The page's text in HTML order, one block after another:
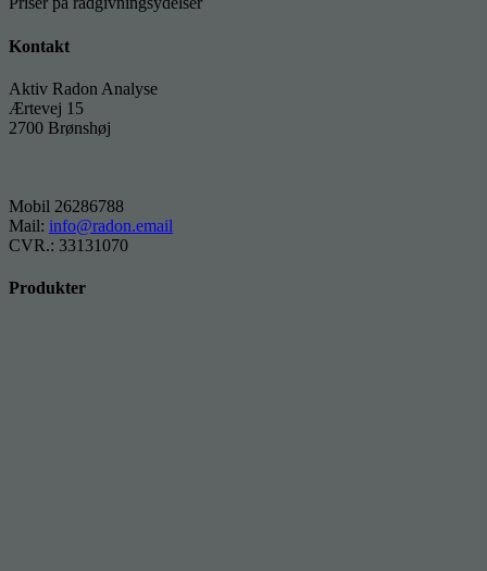
Kontakt
Aktiv Radon Analyse
Ærtevej 15
2700 Brønshøj
Mobil 26286788
Mail: info@radon.email
CVR.: 33131070
Produkter